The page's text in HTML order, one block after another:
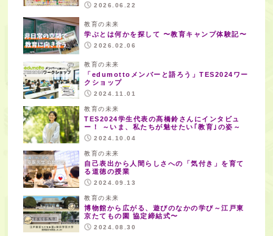
2026.06.22
教育の未来
学ぶとは何かを探して 〜教育キャンプ体験記〜
2026.02.06
教育の未来
「edumottoメンバーと語ろう」TES2024ワー
クショップ
2024.11.01
教育の未来
TES2024学生代表の髙橋鈴さんにインタビュ
ー！ ～いま、私たちが魅せたい｢教育｣の姿～
2024.10.04
教育の未来
自己表出から人間らしさへの「気付き」を育て
る道徳の授業
2024.09.13
教育の未来
博物館から広がる、遊びのなかの学び～江戸東
京たてもの園 協定締結式〜
2024.08.30